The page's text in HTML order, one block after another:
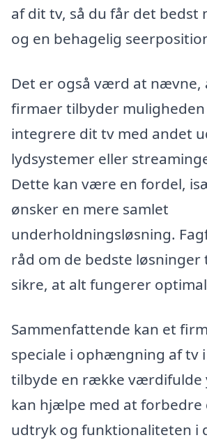
af dit tv, så du får det bedst
og en behagelig
Det er også værd at nævne,
firmaer tilbyder
integrere dit tv med andet
lydsystemer eller
Dette kan være en fordel,
ønsker en mere samlet
underholdningsløsning.
råd om de bedste løsninger
sikre, at alt fungerer
Sammenfattende kan et
speciale i ophængning af tv
tilbyde en række værdifulde
kan hjælpe med at forbedre
udtryk og funktionaliteten i